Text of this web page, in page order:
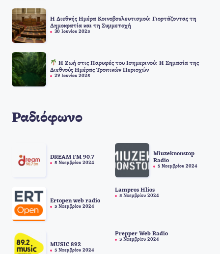
Η Διεθνής Ημέρα Κοινοβουλευτισμού: Γιορτάζοντας τη
Δημοκρατία και τη Συμμετοχή
30 Ιουνίου 2025
Η Ζωή στις Παρυφές του Ισημερινού: Η Σημασία της
Διεθνούς Ημέρας Τροπικών Περιοχών
29 Ιουνίου 2025
Ραδιόφωνο
DREAM FM 90.7
5 Νοεμβρίου 2024
Miuzeknonstop
Radio
5 Νοεμβρίου 2024
Ertopen web radio
5 Νοεμβρίου 2024
Lampros Hlios
5 Νοεμβρίου 2024
MUSIC 892
5 Νοεμβρίου 2024
Prepper Web Radio
5 Νοεμβρίου 2024